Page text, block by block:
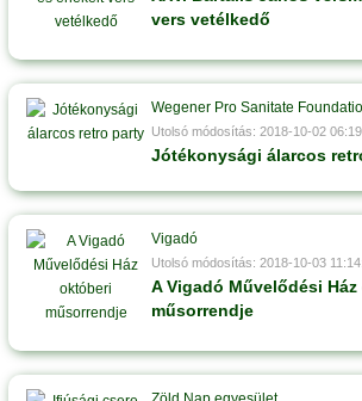
vers vetélkedő
Wegener Pro Sanitate
Utolsó módosítás: 2018-10-02
Jótékonysági álarcos
Vigadó
Utolsó módosítás: 2018-10-03
A Vigadó Művelődési
műsorrendje